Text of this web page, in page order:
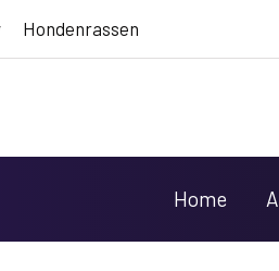
Hondenrassen
Home